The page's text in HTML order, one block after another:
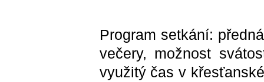
Program setkání:
večery, možnost
využitý čas v